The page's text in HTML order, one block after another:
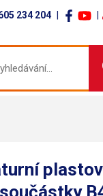
234 204